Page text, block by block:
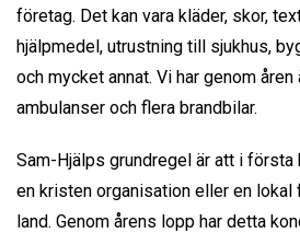
företag. Det kan vara kläder, skor,
hjälpmedel, utrustning till sjukhus,
och mycket annat. Vi har genom
ambulanser och flera brandbilar.
Sam-Hjälps grundregel är att i första
en kristen organisation eller en
land. Genom årens lopp har detta